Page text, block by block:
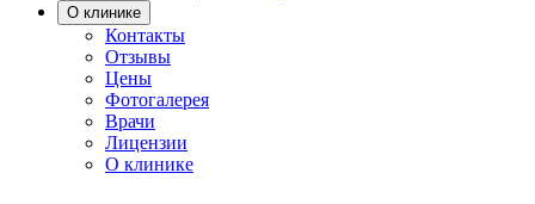
О клинике
Контакты
Отзывы
Цены
Фотогалерея
Врачи
Лицензии
О клинике